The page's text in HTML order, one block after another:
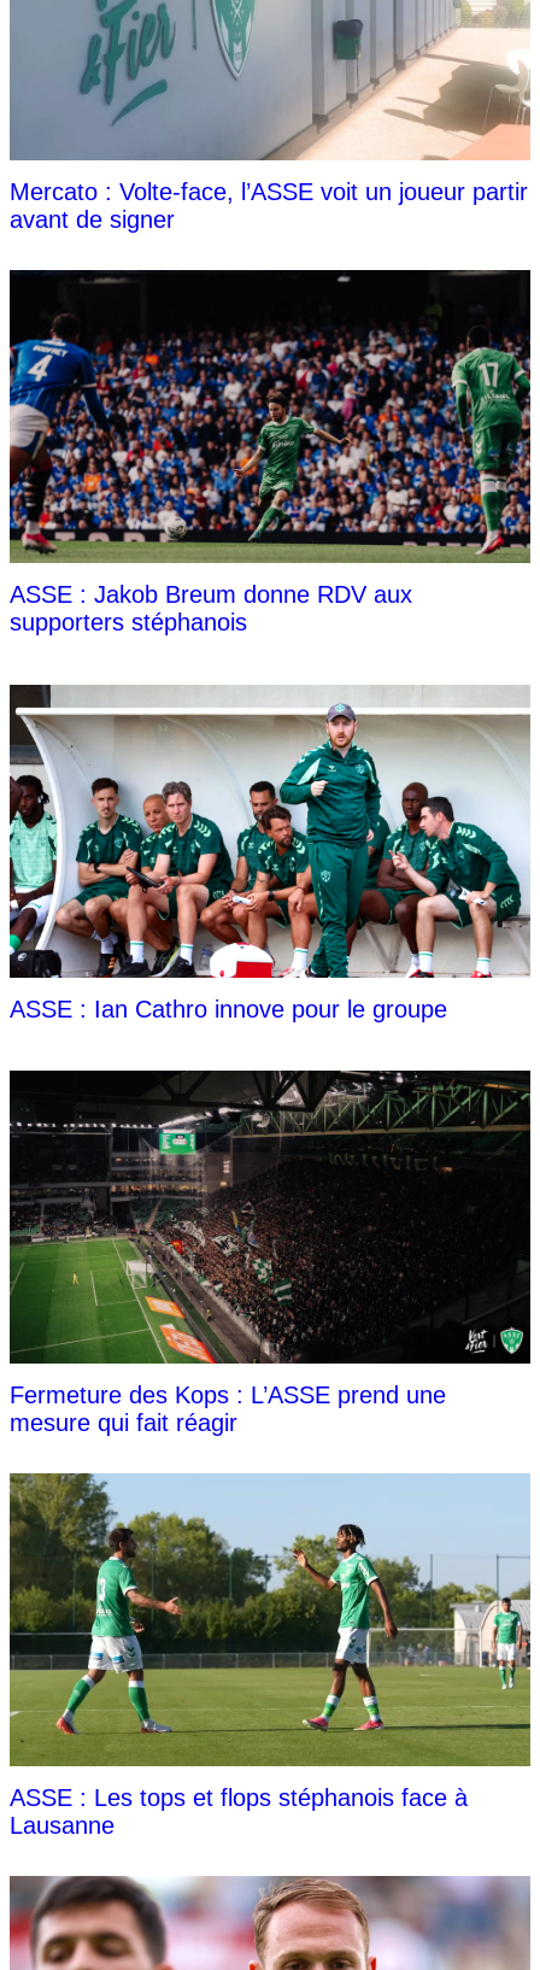
Mercato : Volte-face, l’ASSE voit un joueur partir
avant de signer
ASSE : Jakob Breum donne RDV aux
supporters stéphanois
ASSE : Ian Cathro innove pour le groupe
Fermeture des Kops : L’ASSE prend une
mesure qui fait réagir
ASSE : Les tops et flops stéphanois face à
Lausanne